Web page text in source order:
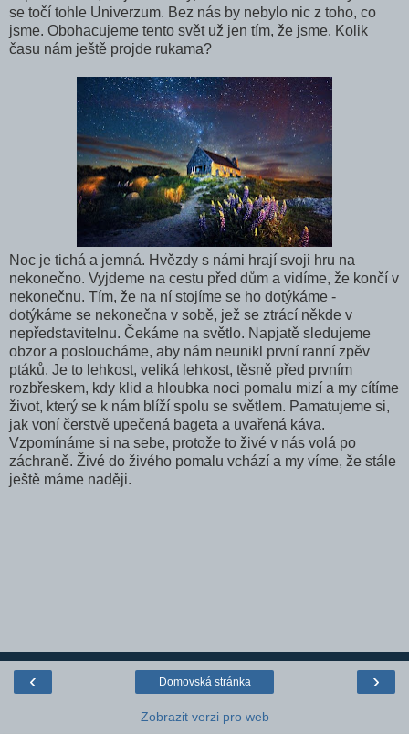
se točí tohle Univerzum. Bez nás by nebylo nic z toho, co
jsme. Obohacujeme tento svět už jen tím, že jsme. Kolik
času nám ještě projde rukama?
Noc je tichá a jemná. Hvězdy s námi hrají svoji hru na
nekonečno. Vyjdeme na cestu před dům a vidíme, že končí v
nekonečnu. Tím, že na ní stojíme se ho dotýkáme -
dotýkáme se nekonečna v sobě, jež se ztrácí někde v
nepředstavitelnu. Čekáme na světlo. Napjatě sledujeme
obzor a posloucháme, aby nám neunikl první ranní zpěv
ptáků. Je to lehkost, veliká lehkost, těsně před prvním
rozbřeskem, kdy klid a hloubka noci pomalu mizí a my cítíme
život, který se k nám blíží spolu se světlem. Pamatujeme si,
jak voní čerstvě upečená bageta a uvařená káva.
Vzpomínáme si na sebe, protože to živé v nás volá po
záchraně. Živé do živého pomalu vchází a my víme, že stále
ještě máme naději.
‹ ›
Domovská stránka
Zobrazit verzi pro web